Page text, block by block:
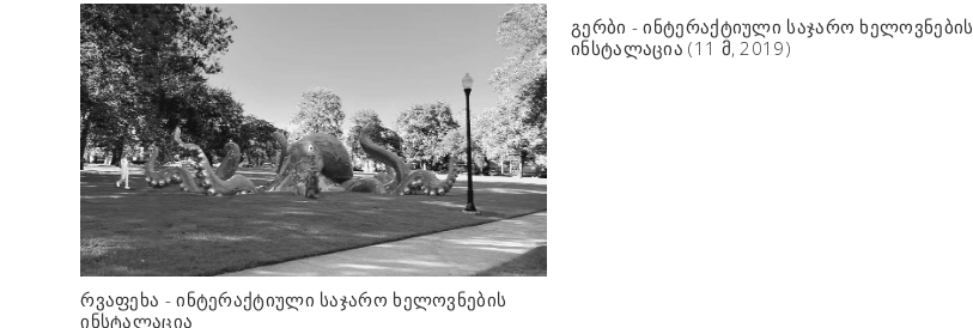
რვაფეხა - ინტერაქტიული საჯარო ხელოვნების
ინსტალაცია
გერბი - ინტერაქტიული საჯარო ხელოვნების
ინსტალაცია (11 მ, 2019)